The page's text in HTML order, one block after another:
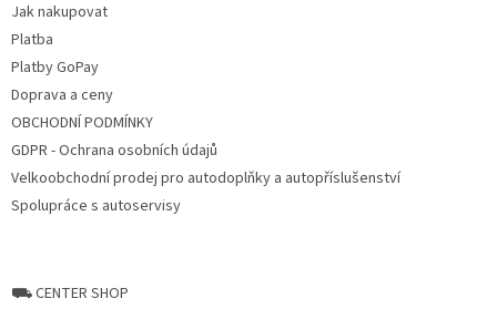
Jak nakupovat
Platba
Platby GoPay
Doprava a ceny
OBCHODNÍ PODMÍNKY
GDPR - Ochrana osobních údajů
Velkoobchodní prodej pro autodoplňky a autopříslušenství
Spolupráce s autoservisy
⛟ CENTER SHOP